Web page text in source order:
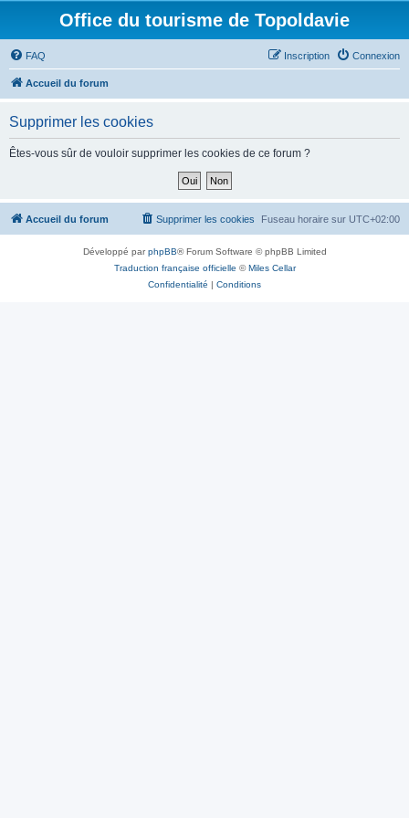
Office du tourisme de Topoldavie
FAQ Connexion
Inscription
Accueil du forum
Supprimer les cookies
Êtes-vous sûr de vouloir supprimer les cookies de ce forum ?
Accueil du forum Fuseau horaire sur UTC+02:00
Supprimer les cookies
Développé parphpBB® Forum Software © phpBB Limited
Traduction française officielle ©Miles Cellar
Confidentialité | Conditions